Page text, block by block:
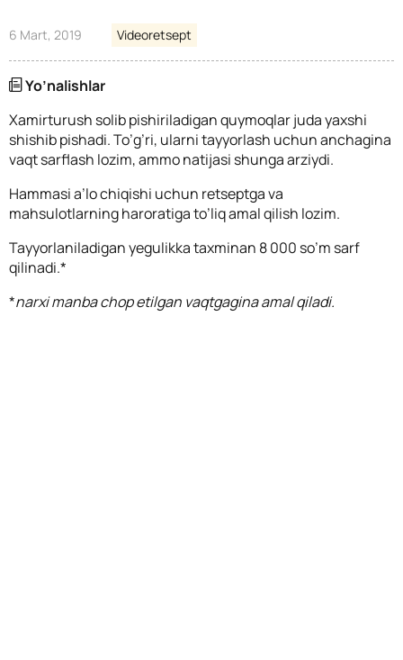
6 Mart, 2019 Videoretsept
Yo’nalishlar
Xamirturush solib pishiriladigan quymoqlar juda yaxshi
shishib pishadi. To’g’ri, ularni tayyorlash uchun anchagina
vaqt sarflash lozim, ammo natijasi shunga arziydi.
Hammasi a’lo chiqishi uchun retseptga va
mahsulotlarning haroratiga to’liq amal qilish lozim.
Tayyorlaniladigan yegulikka taxminan 8 000 so’m sarf
qilinadi.*
*narxi manba chop etilgan vaqtgagina amal qiladi.